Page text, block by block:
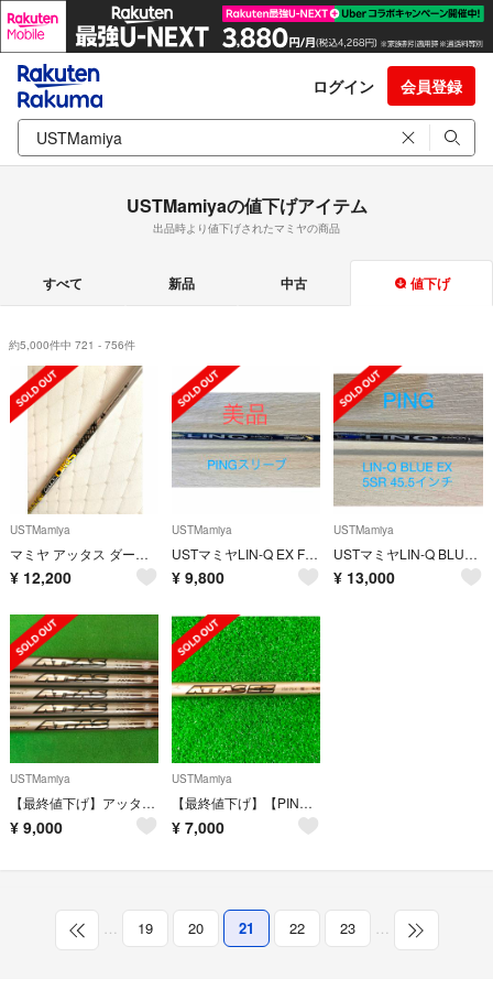
ログイン 会員登録
USTMamiyaの値下げアイテム
出品時より値下げされたマミヤの商品
すべて 新品 中古 値下げ
約5,000件中 721 - 756件
USTMamiya
マミヤ アッタス ダース 6S
¥ 12,200
USTMamiya
USTマミヤLIN-Q EX FW 【55S】42インチ
¥ 9,800
USTMamiya
USTマミヤLIN-Q BLUE EX 【5SR】ピンスリーブ付ドライバー用
¥ 13,000
USTMamiya
【最終値下げ】アッタス アイアン 10S 5本セット
¥ 9,000
USTMamiya
【最終値下げ】【PINGスリーブ】アッタス EZ 350 75X 4HB
¥ 7,000
… 19 20 21 22 23 …